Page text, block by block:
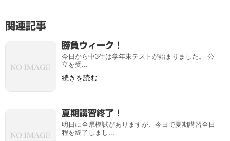
関連記事
勝負ウィーク！
今日から中3生は学年末テストが始まりました。 公
立を受...
続きを読む
夏期講習終了！
明日に全県模試がありますが、今日で夏期講習全日
程を終了しまし...